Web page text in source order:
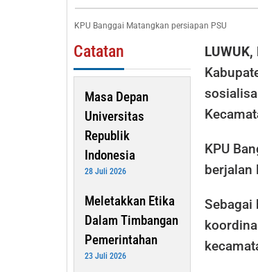
di
Dua
KPU Banggai Matangkan persiapan PSU
Catatan
Masa Depan
Universitas
Republik
Indonesia
28 Juli 2026
Meletakkan Etika
Dalam Timbangan
Pemerintahan
23 Juli 2026
KPU
berjalan
Sebagai